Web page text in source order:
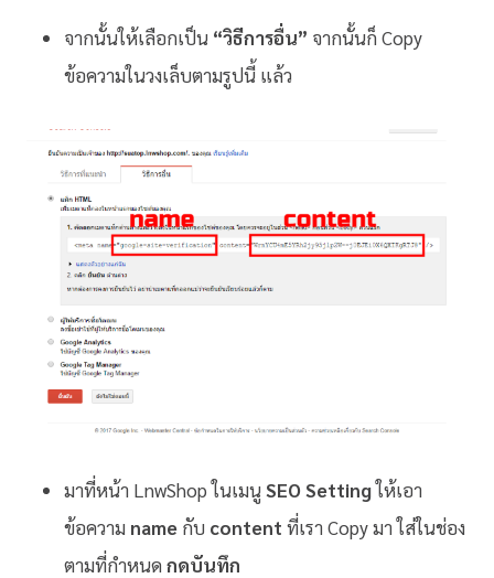
จากนั้นให้เลือกเป็น “วิธีการอื่น” จากนั้นก็ Copy
ข้อความในวงเล็บตามรูปนี้ แล้ว
มาที่หน้า LnwShop ในเมนู SEO Settingให้เอา
ข้อความ name กับ content ที่เรา Copy มา ใส่ในช่อง
ตามที่กำหนด กดบันทึก